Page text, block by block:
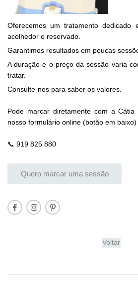
Oferecemos um tratamento dedicado
acolhedor e reservado.
Garantimos resultados em poucas
A duração e o preço da sessão varia
tratar.
Consulte-nos para saber os valores.
Pode marcar diretamente com a
nosso formulário online (botão em baixo)
📞 919 825 880
Quero marcar uma sessão
Voltar